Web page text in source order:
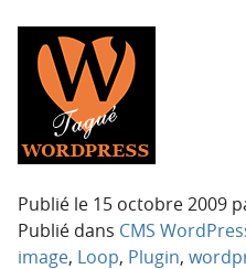
Publié le 15 octobre 2009
Publié dans CMS
image, Loop, Plugin,